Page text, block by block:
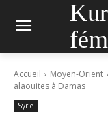
Accueil Moyen-Orient
alaouites à Damas
Syrie